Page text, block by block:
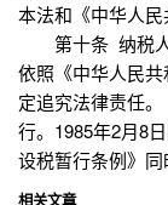
本法和《中华人民
第十条 纳税人
依照《中华人民
定追究法律责任
行。1985年2月8
设税暂行条例》同
相关文章